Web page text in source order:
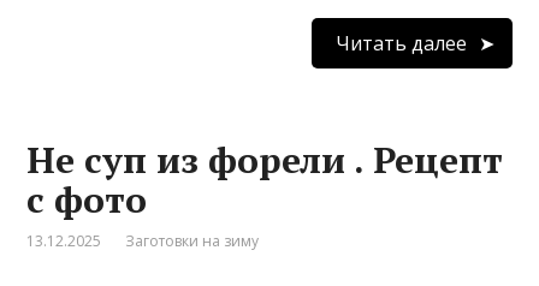
Читать далее
Не суп из форели . Рецепт
с фото
13.12.2025 Заготовки на зиму